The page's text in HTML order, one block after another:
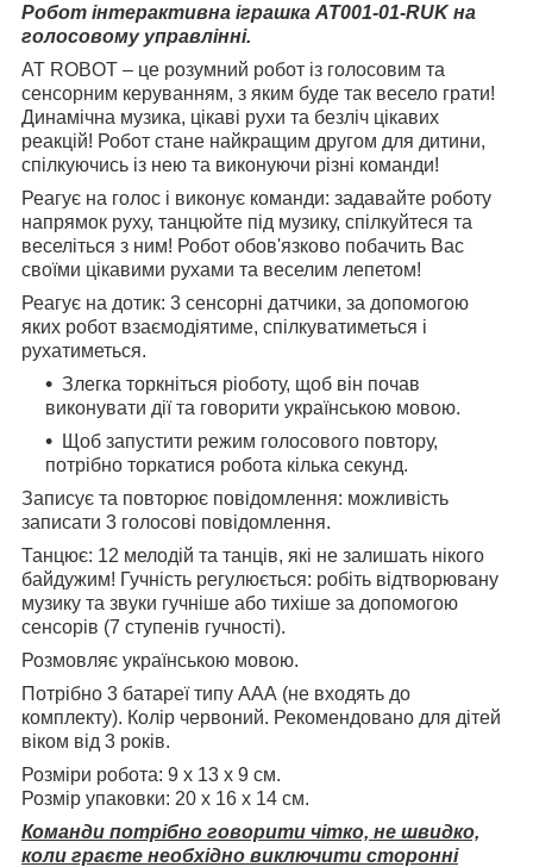
Робот інтерактивна іграшка AT001-01-RUK на
голосовому управлінні.
AT ROBOT – це розумний робот із голосовим та
сенсорним керуванням, з яким буде так весело грати!
Динамічна музика, цікаві рухи та безліч цікавих
реакцій! Робот стане найкращим другом для дитини,
спілкуючись із нею та виконуючи різні команди!
Реагує на голос і виконує команди: задавайте роботу
напрямок руху, танцюйте під музику, спілкуйтеся та
веселіться з ним! Робот обов'язково побачить Вас
своїми цікавими рухами та веселим лепетом!
Реагує на дотик: 3 сенсорні датчики, за допомогою
яких робот взаємодіятиме, спілкуватиметься і
рухатиметься.
Злегка торкніться ріоботу, щоб він почав
виконувати дії та говорити українською мовою.
Щоб запустити режим голосового повтору,
потрібно торкатися робота кілька секунд.
Записує та повторює повідомлення: можливість
записати 3 голосові повідомлення.
Танцює: 12 мелодій та танців, які не залишать нікого
байдужим! Гучність регулюється: робіть відтворювану
музику та звуки гучніше або тихіше за допомогою
сенсорів (7 ступенів гучності).
Розмовляє українською мовою.
Потрібно 3 батареї типу ААА (не входять до
комплекту). Колір червоний. Рекомендовано для дітей
віком від 3 років.
Розміри робота: 9 х 13 х 9 см.
Розмір упаковки: 20 х 16 х 14 см.
Команди потрібно говорити чітко, не швидко,
коли граєте необхідно виключити сторонні